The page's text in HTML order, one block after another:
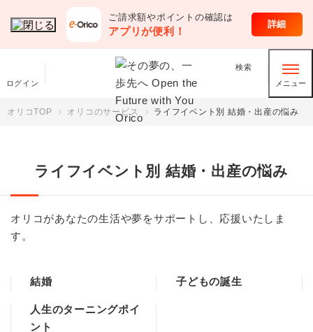
ご請求額やポイントの確認は
アプリが便利！
詳細
ログイン
検索
メニュー
オリコのサービス
オリコTOP オリコのサービス ライフイベント別 結婚・出産の悩み
ライフイベント別 結婚・出産の悩み
オリコがあなたの生活や夢をサポートし、応援いたしま
す。
結婚 子どもの誕生
人生のターニングポイ
ント